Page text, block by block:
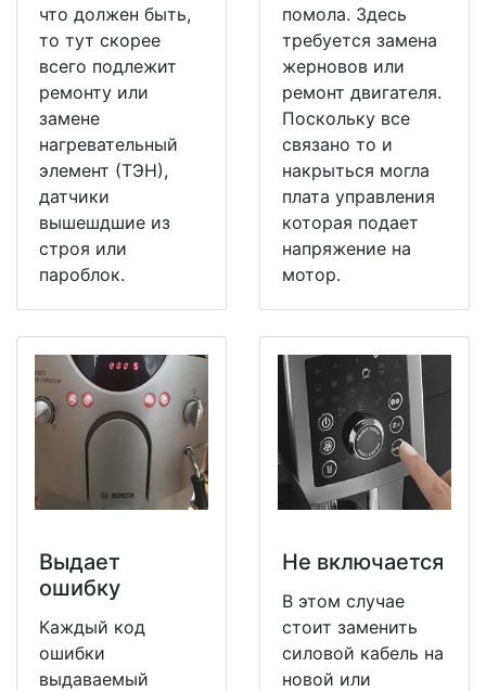
что должен быть,
то тут скорее
всего подлежит
ремонту или
замене
нагревательный
элемент (ТЭН),
датчики
вышешдшие из
строя или
пароблок.
помола. Здесь
требуется замена
жерновов или
ремонт двигателя.
Поскольку все
связано то и
накрыться могла
плата управления
которая подает
напряжение на
мотор.
Выдает
ошибку
Каждый код
ошибки
выдаваемый
Не включается
В этом случае
стоит заменить
силовой кабель на
новой или